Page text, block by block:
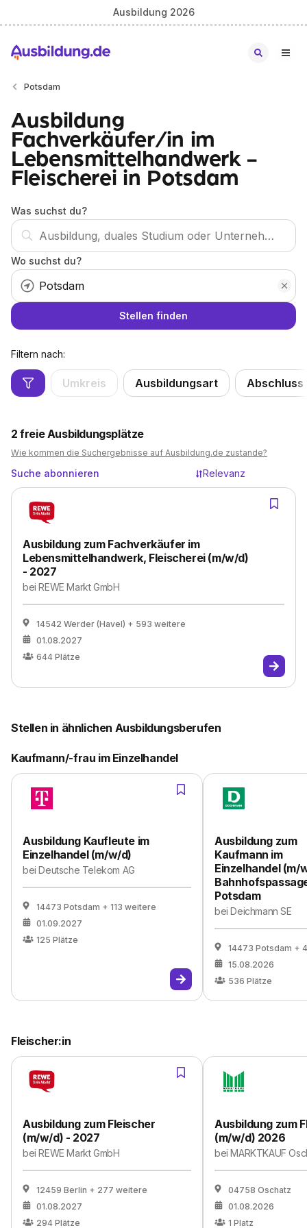
Ausbildung 2026
Potsdam
Ausbildung
Fachverkäufer/in im
Lebensmittelhandwerk -
Fleischerei in Potsdam
Was suchst du?
Wo suchst du?
Stellen finden
Filtern nach:
Umkreis Ausbildungsart Abschluss
2 freie Ausbildungsplätze
Wie kommen die Suchergebnisse auf Ausbildung.de zustande?
Suche abonnieren Relevanz
Ausbildung zum Fachverkäufer im
Lebensmittelhandwerk, Fleischerei (m/w/d)
- 2027
beiREWE Markt GmbH
14542 Werder (Havel) + 593 weitere
01.08.2027
644 Plätze
Stellen in ähnlichen Ausbildungsberufen
Kaufmann/-frau im Einzelhandel
Ausbildung Kaufleute im
Einzelhandel (m/w/d)
beiDeutsche Telekom AG
14473 Potsdam + 113 weitere
01.09.2027
125 Plätze
Ausbildung zum
Kaufmann im
Einzelhandel (m/
Potsdam
beiDeichmann SE
14473 Potsdam +
15.08.2026
536 Plätze
Fleischer:in
Ausbildung zum Fleischer
(m/w/d) - 2027
beiREWE Markt GmbH
12459 Berlin + 277 weitere
01.08.2027
294 Plätze
Ausbildung zum
(m/w/d) 2026
beiMARKTKAUF
04758 Oschatz
01.08.2026
1 Platz